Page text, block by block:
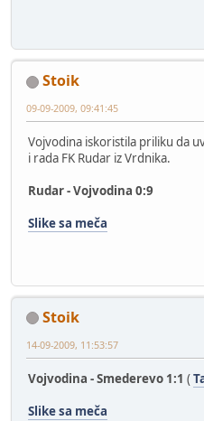
Stoik
09-09-2009, 09:41:45
Vojvodina iskoristila priliku da
i rada FK Rudar iz Vrdnika.
Rudar - Vojvodina 0:9
Slike sa meča
Stoik
14-09-2009, 11:53:57
Vojvodina - Smederevo 1:1 (
Slike sa meča